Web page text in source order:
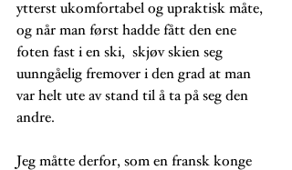
ytterst ukomfortabel og upraktisk måte,
og når man først hadde fått den ene
foten fast i en ski,  skjøv skien seg
uunngåelig fremover i den grad at man
var helt ute av stand til å ta på seg den
andre.
Jeg måtte derfor, som en fransk konge